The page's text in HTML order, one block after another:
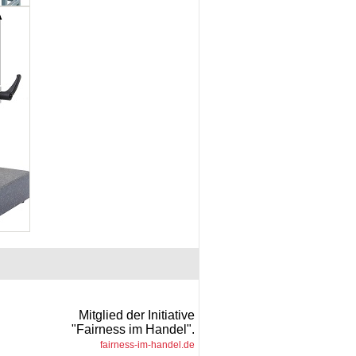
Mitglied der Initiative
"Fairness im Handel".
fairness-im-handel.de